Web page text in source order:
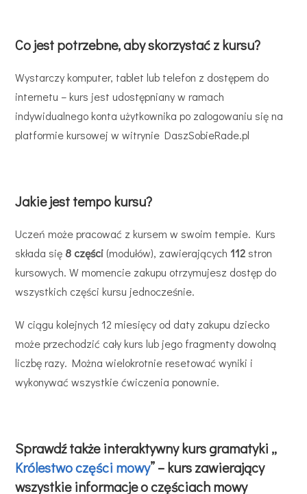
Co jest potrzebne, aby skorzystać z kursu?
Wystarczy komputer, tablet lub telefon z dostępem do
internetu – kurs jest udostępniany w ramach
indywidualnego konta użytkownika po zalogowaniu się na
platformie kursowej w witrynie DaszSobieRade.pl
Jakie jest tempo kursu?
Uczeń może pracować z kursem w swoim tempie. Kurs
składa się 8 części(modułów), zawierających112stron
kursowych. W momencie zakupu otrzymujesz dostęp do
wszystkich części kursu jednocześnie.
W ciągu kolejnych 12 miesięcy od daty zakupu dziecko
może przechodzić cały kurs lub jego fragmenty dowolną
liczbę razy. Można wielokrotnie resetować wyniki i
wykonywać wszystkie ćwiczenia ponownie.
Sprawdź także interaktywny kurs gramatyki „
Królestwo części mowy” – kurs zawierający
wszystkie informacje o częściach mowy